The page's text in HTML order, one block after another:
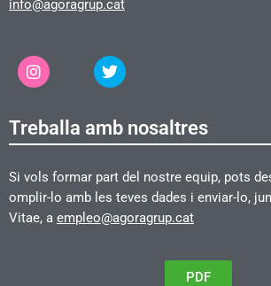
info@agoragrup.cat
Treballa amb nosaltres
Si vols formar part del nostre equip, pots
omplir-lo amb les teves dades i enviar-lo,
Vitae, a empleo@agoragrup.cat
PDF